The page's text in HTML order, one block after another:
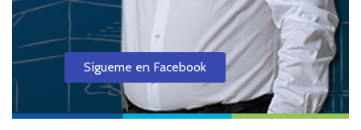
Sígueme en Facebook